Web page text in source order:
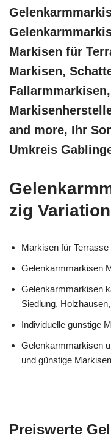
Markisen für
Markisen,
and more, Ihr
Umkreis
zig
Markisen für
Gelenkarmmarkisen
Gelenkarmmarkisen
Siedlung,
Individuelle günstige
Gelenkarmmarkisen
und günstige
Preiswerte